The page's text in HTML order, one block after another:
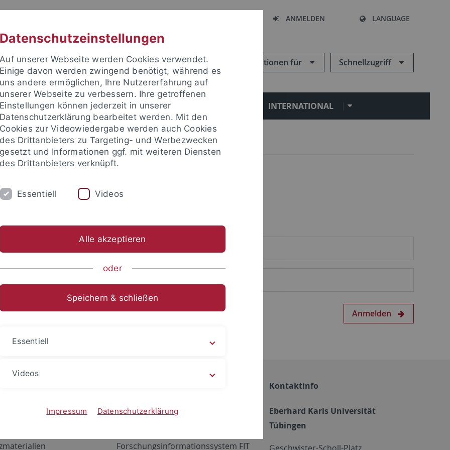
ANMELDEN LANGUAGE
Informationen für Schnellzugriff
FORSCHUNG EINRICHTUNGEN INTERNATIONAL
um sich anzumelden:
Anmelden
Netzwerk
ALMA
Forschungsinformationssystem FIT
Kontaktinfo
Eberhard Karls Universität
Tübingen
Datenschutzeinstellungen
Auf unserer Webseite werden Cookies verwendet.
Einige davon werden zwingend benötigt, während es
uns andere ermöglichen, Ihre Nutzererfahrung auf
unserer Webseite zu verbessern. Ihre getroffenen
Einstellungen können jederzeit in unserer
Datenschutzerklärung bearbeitet werden. Mit den
Cookies zur Videowiedergabe werden auch Cookies
des Drittanbieters zu Targeting- und Werbezwecken
gesetzt und Informationen ggf. mit weiteren Diensten
des Drittanbieters verknüpft.
Essentiell Videos
Alle akzeptieren
oder
Speichern & schließen
Essentiell
Videos
Impressum Datenschutzerklärung